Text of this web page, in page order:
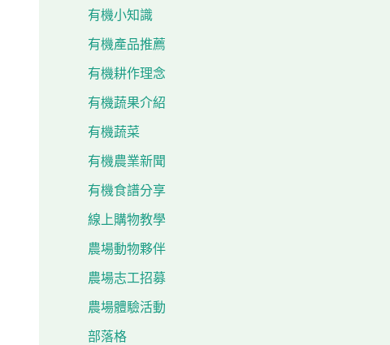
有機小知識
有機產品推薦
有機耕作理念
有機蔬果介紹
有機蔬菜
有機農業新聞
有機食譜分享
線上購物教學
農場動物夥伴
農場志工招募
農場體驗活動
部落格